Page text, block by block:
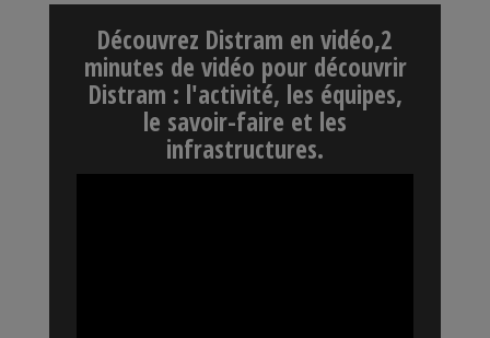
Découvrez Distram en vidéo,2
minutes de vidéo pour découvrir
Distram : l'activité, les équipes,
le savoir-faire et les
infrastructures.